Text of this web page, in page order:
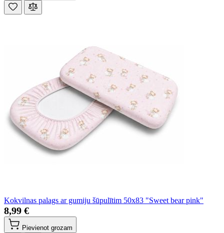
Kokvilnas palags ar gumiju šūpulītim 50x83 "Sweet bear pink"
8,99 €
Pievienot grozam